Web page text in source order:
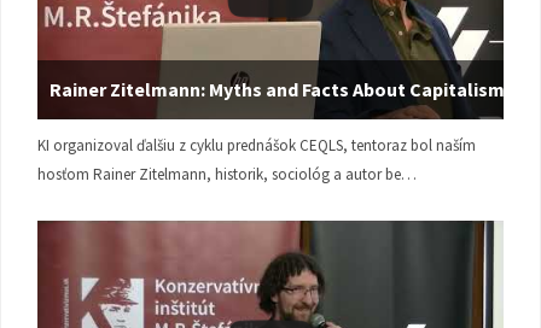
Rainer Zitelmann: Myths and Facts About Capitalism
KI organizoval ďalšiu z cyklu prednášok CEQLS, tentoraz bol naším
hosťom Rainer Zitelmann, historik, sociológ a autor be…